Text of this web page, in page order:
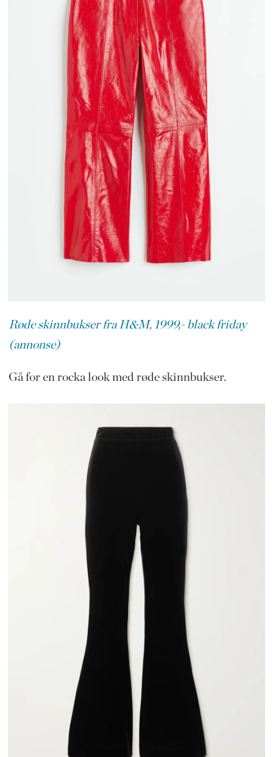
Røde skinnbukser fra H&M, 1999,- black friday
(annonse)
Gå for en rocka look med røde skinnbukser.